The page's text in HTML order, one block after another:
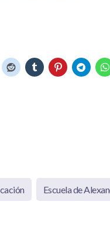
Escuela de